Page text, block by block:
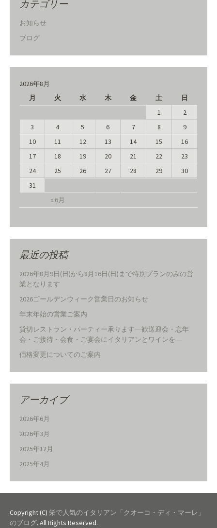
カテゴリー
お知らせ
ブログ
2026年8月
月
火 水 木 金 土 日
« 6月
1
2
3
4 5 6 7 8
9
10
11 12 13 14 15
16
17
18 19 20 21 22
23
24
25 26 27 28 29
30
31
最近の投稿
2026年8月9日(日)から8月16日(日)まで特別プランのみの営
業となります
2026ゴールデンウィーク営業日のお知らせ
年末年始の営業ご案内
貸切レストラン・パーティー承ります―歓送迎会・忘年
会・ご接待・会食・ご宴会にイタリアンとワインを―
価格変更についてのご案内
アーカイブ
2026年6月
2026年3月
2025年12月
2025年4月
Copyright (C) 栄で人気のイタリアン「クオーコ・ディ・マーレ」
のブログ. All Rights Reserved.